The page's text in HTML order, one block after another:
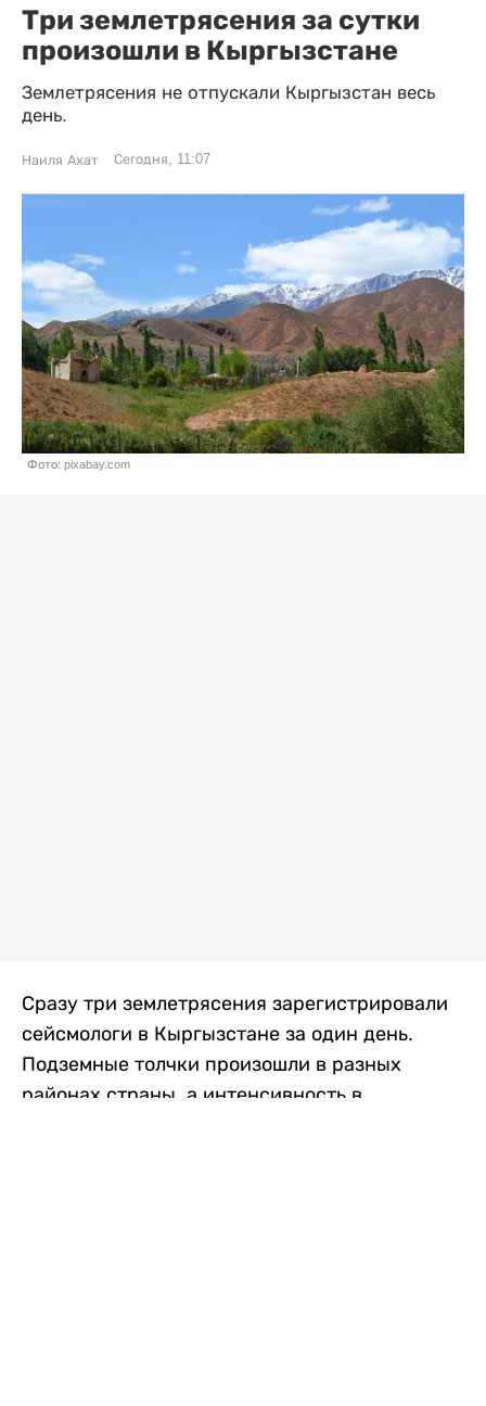
Три землетрясения за сутки
произошли в Кыргызстане
Землетрясения не отпускали Кыргызстан весь
день.
Наиля Ахат Сегодня, 11:07
Фото: pixabay.com
Сразу три землетрясения зарегистрировали
сейсмологи в Кыргызстане за один день.
Подземные толчки произошли в разных
районах страны, а интенсивность в